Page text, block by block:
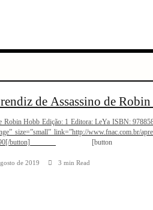
de Assassino de
Robin Hobb Edição: 1 Editora: LeYa ISBN:
size=”small” link=”http://www.fnac.com.br/
[button
– Por: R$ 33,92[/
livros/LivrodeLiteraturaEstrangeira/
ls/
– Por R$ 35,90[/button]
de 2019 3 min Read